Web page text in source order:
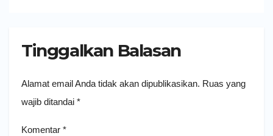
Tinggalkan Balasan
Alamat email Anda tidak akan dipublikasikan. Ruas yang
wajib ditandai *
Komentar *